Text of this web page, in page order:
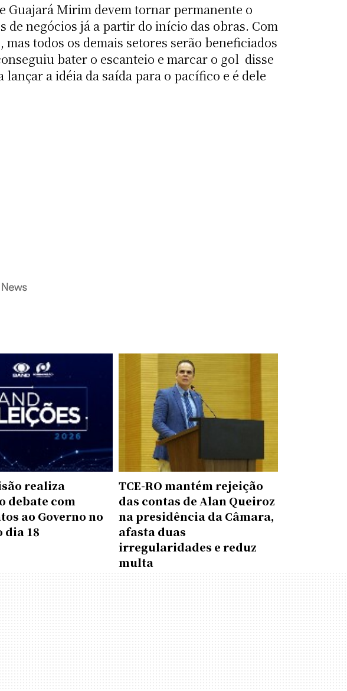
Guajará Mirim devem tornar permanente o
negócios já a partir do início das obras. Com
todos os demais setores serão beneficiados
bater o escanteio e marcar o gol  disse
a idéia da saída para o pacífico e é dele
realiza
debate com
ao Governo no
dia 18
TCE-RO mantém rejeição
das contas de Alan Queiroz
na presidência da Câmara,
afasta duas
irregularidades e reduz
multa